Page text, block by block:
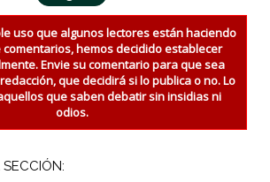
uso que algunos lectores están haciendo
hemos decidido establecer
Envie su comentario para que sea
que decidirá si lo publica o no. Lo
que saben debatir sin insidias ni
odios.